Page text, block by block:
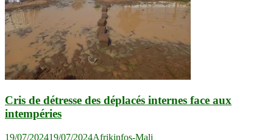
Cris de détresse des déplacés internes face aux
intempéries
19/07/202419/07/2024Afrikinfos-Mali